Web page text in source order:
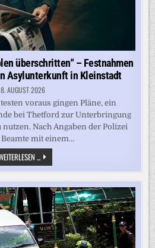
überschritten“ – Festnahmen
Asylunterkunft in Kleinstadt
8. AUGUST 2026
voraus gingen Pläne, ein
bei Thetford zur Unterbringung
Nach Angaben der Polizei
mit einem…
... „GRENZE
DES
AKZEPTABLEN
ÜBERSCHRITTEN“
–
FESTNAHMEN
BEI
PROTESTEN
GEGEN
ASYLUNTERKUNFT
IN
KLEINSTADT